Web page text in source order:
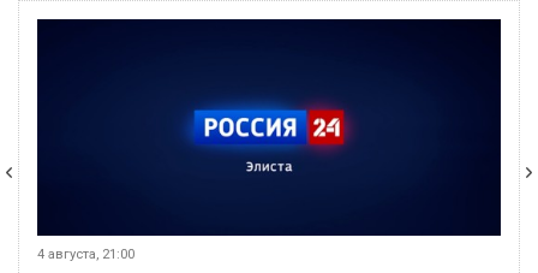
4 августа, 21:00